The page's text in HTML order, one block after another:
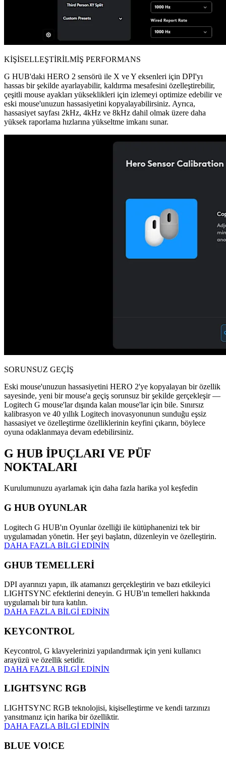
KİŞİSELLEŞTİRİLMİŞ PERFORMANS
G HUB'daki HERO 2 sensörü ile X ve Y eksenleri için DPI'yı
hassas bir şekilde ayarlayabilir, kaldırma mesafesini özelleştirebilir,
çeşitli mouse ayakları yükseklikleri için izlemeyi optimize edebilir ve
eski mouse'unuzun hassasiyetini kopyalayabilirsiniz. Ayrıca,
hassasiyet sayfası 2kHz, 4kHz ve 8kHz dahil olmak üzere daha
yüksek raporlama hızlarına yükseltme imkanı sunar.
SORUNSUZ GEÇİŞ
Eski mouse'unuzun hassasiyetini HERO 2'ye kopyalayan bir özellik
sayesinde, yeni bir mouse'a geçiş sorunsuz bir şekilde gerçekleşir —
Logitech G mouse'lar dışında kalan mouse'lar için bile. Sınırsız
kalibrasyon ve 40 yıllık Logitech inovasyonunun sunduğu eşsiz
hassasiyet ve özelleştirme özelliklerinin keyfini çıkarın, böylece
oyuna odaklanmaya devam edebilirsiniz.
G HUB İPUÇLARI VE PÜF
NOKTALARI
Kurulumunuzu ayarlamak için daha fazla harika yol keşfedin
G HUB OYUNLAR
Logitech G HUB'ın Oyunlar özelliği ile kütüphanenizi tek bir
uygulamadan yönetin. Her şeyi başlatın, düzenleyin ve özelleştirin.
DAHA FAZLA BİLGİ EDİNİN
GHUB TEMELLERİ
DPI ayarınızı yapın, ilk atamanızı gerçekleştirin ve bazı etkileyici
LIGHTSYNC efektlerini deneyin. G HUB'ın temelleri hakkında
uygulamalı bir tura katılın.
DAHA FAZLA BİLGİ EDİNİN
KEYCONTROL
Keycontrol, G klavyelerinizi yapılandırmak için yeni kullanıcı
arayüzü ve özellik setidir.
DAHA FAZLA BİLGİ EDİNİN
LIGHTSYNC RGB
LIGHTSYNC RGB teknolojisi, kişiselleştirme ve kendi tarzınızı
yansıtmanız için harika bir özelliktir.
DAHA FAZLA BİLGİ EDİNİN
BLUE VO!CE